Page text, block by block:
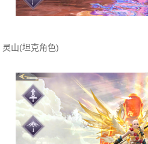
灵山(坦克角色)